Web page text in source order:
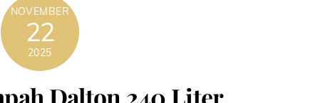
NOVEMBER
22
2025